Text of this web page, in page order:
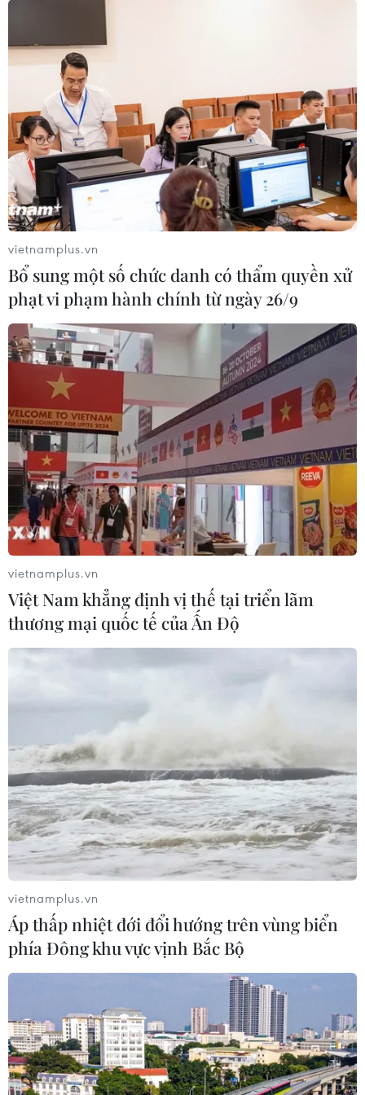
vietnamplus.vn
Bổ sung một số chức danh có thẩm quyền xử
phạt vi phạm hành chính từ ngày 26/9
vietnamplus.vn
Việt Nam khẳng định vị thế tại triển lãm
thương mại quốc tế của Ấn Độ
vietnamplus.vn
Áp thấp nhiệt đới đổi hướng trên vùng biển
phía Đông khu vực vịnh Bắc Bộ